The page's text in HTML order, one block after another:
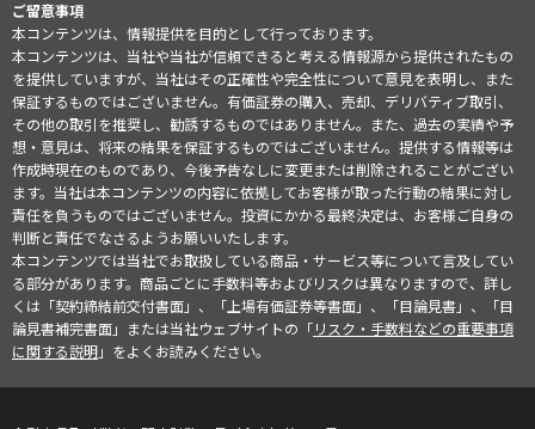
ご留意事項
本コンテンツは、情報提供を目的として行っております。
本コンテンツは、当社や当社が信頼できると考える情報源から提供されたもの
を提供していますが、当社はその正確性や完全性について意見を表明し、また
保証するものではございません。有価証券の購入、売却、デリバティブ取引、
その他の取引を推奨し、勧誘するものではありません。また、過去の実績や予
想・意見は、将来の結果を保証するものではございません。提供する情報等は
作成時現在のものであり、今後予告なしに変更または削除されることがござい
ます。当社は本コンテンツの内容に依拠してお客様が取った行動の結果に対し
責任を負うものではございません。投資にかかる最終決定は、お客様ご自身の
判断と責任でなさるようお願いいたします。
本コンテンツでは当社でお取扱している商品・サービス等について言及してい
る部分があります。商品ごとに手数料等およびリスクは異なりますので、詳し
くは「契約締結前交付書面」、「上場有価証券等書面」、「目論見書」、「目
論見書補完書面」または当社ウェブサイトの「リスク・手数料などの重要事項
に関する説明」をよくお読みください。